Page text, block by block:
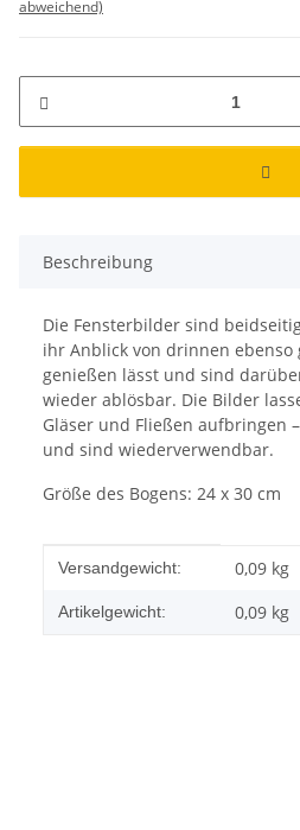
abweichend)
Beschreibung
Die Fensterbilder sind
ihr Anblick von drinnen
genießen lässt und sind
wieder ablösbar. Die Bilder
Gläser und Fließen aufbringen
und sind wiederverwendbar.
Größe des Bogens: 24 x 30 cm
Produkteigenschaft
Wert
Versandgewicht: 0,09 kg
Artikelgewicht: 0,09 kg